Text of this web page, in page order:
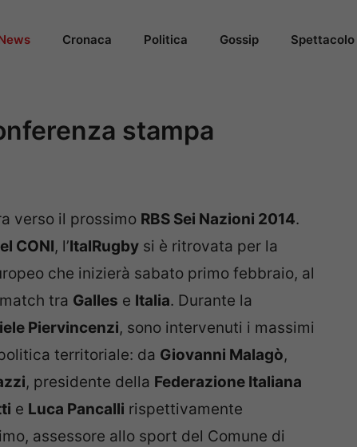
Cronaca Politica Gossip Spettacolo
stampa
verso il prossimo RBS Sei Nazioni 2014.
CONI, l’ItalRugby si è ritrovata per la
che inizierà sabato primo febbraio, al
tra Galles e Italia. Durante la
Piervincenzi, sono intervenuti i massimi
territoriale: da Giovanni Malagò,
, presidente della Federazione Italiana
e Luca Pancalli rispettivamente
assessore allo sport del Comune di